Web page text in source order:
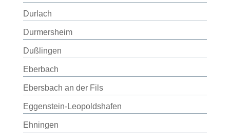
Durlach
Durmersheim
Dußlingen
Eberbach
Ebersbach an der Fils
Eggenstein-Leopoldshafen
Ehningen